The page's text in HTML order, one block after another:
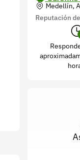
Medellín,
Reputación